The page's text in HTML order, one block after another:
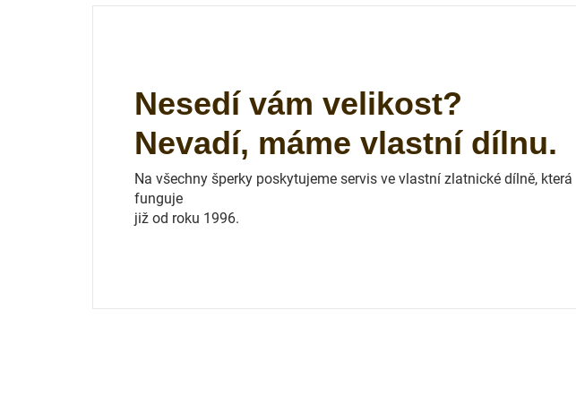
Nesedí vám velikost?
Nevadí, máme vlastní dílnu.
Na všechny šperky poskytujeme servis ve vlastní zlatnické dílně, která
funguje
již od roku 1996.